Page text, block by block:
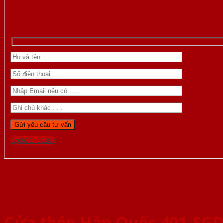
Gọi 0976.169.864